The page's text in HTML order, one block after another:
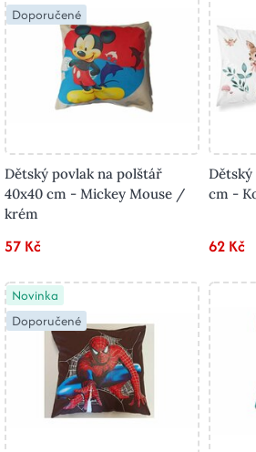
Doporučené
Dětský povlak na polštář
40x40 cm - Mickey Mouse /
krém
57 Kč
cm -
62 Kč
Novinka
Doporučené